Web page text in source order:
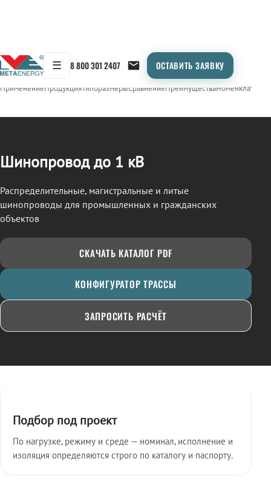
☰ 8 800 301 2407 ОСТАВИТЬ ЗАЯВКУ
← Продукция/ШИНОПРОВОД
ПрименениеПродукцияТипоразмерыСравнениеПреимуществаНоменклатура
Шинопровод до 1 кВ
Распределительные, магистральные и литые
шинопроводы для промышленных и гражданских
объектов
СКАЧАТЬ КАТАЛОГ PDF
КОНФИГУРАТОР ТРАССЫ
ЗАПРОСИТЬ РАСЧЁТ
Подбор под проект
По нагрузке, режиму и среде — номинал, исполнение и
изоляция определяются строго по каталогу и паспорту.